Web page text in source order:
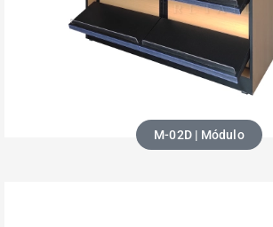
M-02D | Módulo